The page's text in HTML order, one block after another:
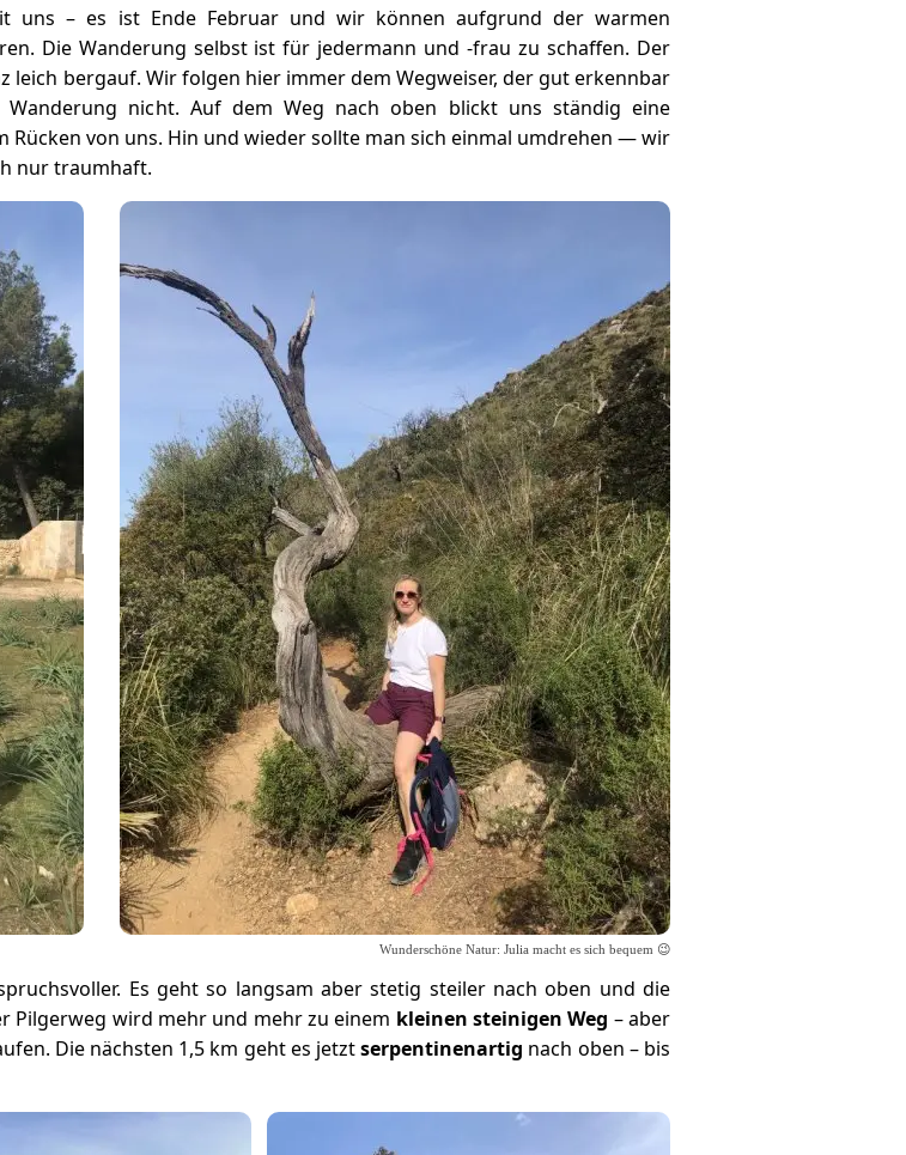
uns – es ist Ende Februar und wir können aufgrund der warmen
Die Wanderung selbst ist für jedermann und -frau zu schaffen. Der
leich bergauf. Wir folgen hier immer dem Wegweiser, der gut erkennbar
nicht. Auf dem Weg nach oben blickt uns ständig eine
Rücken von uns. Hin und wieder sollte man sich einmal umdrehen — wir
nur traumhaft.
Wunderschöne Natur: Julia macht es sich bequem 😉
Es geht so langsam aber stetig steiler nach oben und die
Pilgerweg wird mehr und mehr zu einem kleinen steinigen Weg – aber
Die nächsten 1,5 km geht es jetztserpentinenartig nach oben – bis